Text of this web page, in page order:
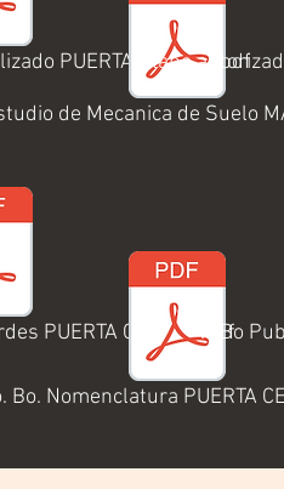
PUERTA CENTRO.pdf
de Mecanica de Suelo
Plano
PUERTA CENTRO.pdf
Bo. Nomenclatura PUERTA
VoBo